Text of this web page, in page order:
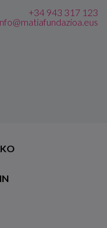
+34 943 317 123